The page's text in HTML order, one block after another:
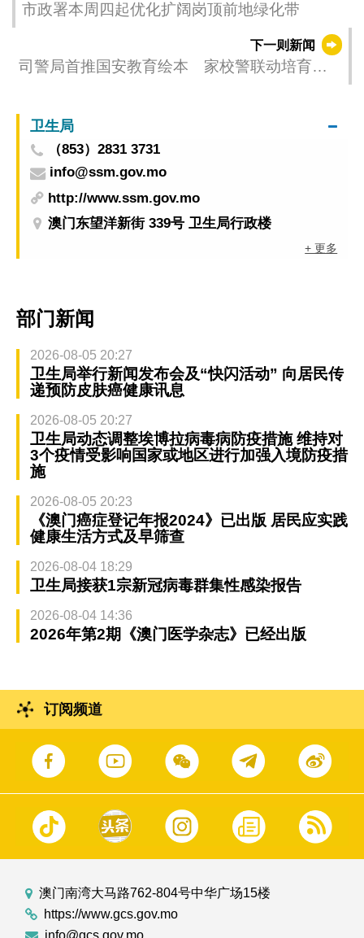
市政署本周四起优化扩阔岗顶前地绿化带
下一则新闻
司警局首推国安教育绘本 家校警联动培育爱
卫生局
（853）2831 3731
info@ssm.gov.mo
http://www.ssm.gov.mo
澳门东望洋新街 339号 卫生局行政楼
+ 更多
部门新闻
2026-08-05 20:27
卫生局举行新闻发布会及“快闪活动” 向居民传
递预防皮肤癌健康讯息
2026-08-05 20:27
卫生局动态调整埃博拉病毒病防疫措施 维持对
3个疫情受影响国家或地区进行加强入境防疫措
施
2026-08-05 20:23
《澳门癌症登记年报2024》已出版 居民应实践
健康生活方式及早筛查
2026-08-04 18:29
卫生局接获1宗新冠病毒群集性感染报告
2026-08-04 14:36
2026年第2期《澳门医学杂志》已经出版
订阅频道
澳门南湾大马路762-804号中华广场15楼
https://www.gcs.gov.mo